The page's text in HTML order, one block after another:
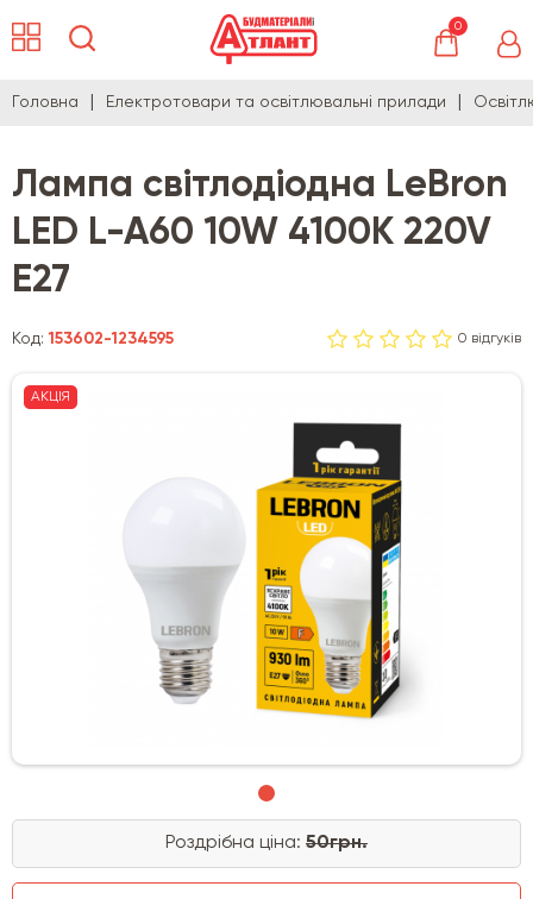
0
Головна Електротовари та освітлювальні прилади
Лампа світлодіодна LeBron
LED L-A60 10W 4100K 220V
E27
Код:153602-1234595 0 відгуків
АКЦІЯ
Роздрібна ціна: 50грн.